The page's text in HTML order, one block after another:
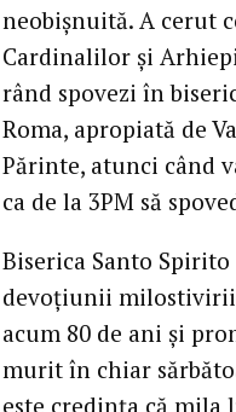
neobişnuită. A cerut
Cardinalilor şi
rând spovezi în
Roma, apropiată de
Părinte, atunci când
ca de la 3PM să
Biserica Santo Spirito
devoţiunii milostivirii
acum 80 de ani şi
murit în chiar
este credinţa că